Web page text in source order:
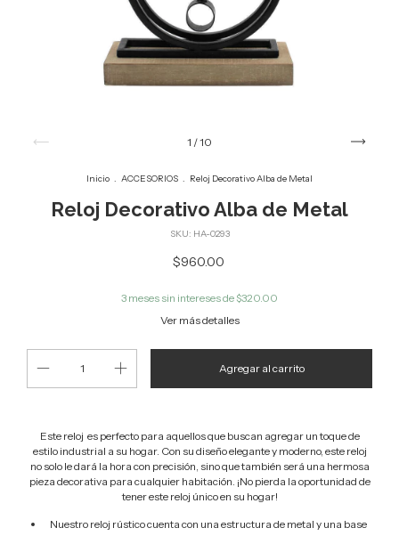
1 /10
Inicio . ACCESORIOS . Reloj Decorativo Alba de Metal
Reloj Decorativo Alba de Metal
SKU: HA-0293
$960.00
3 meses sin intereses de $320.00
Ver más detalles
Este reloj es perfecto para aquellos que buscan agregar un toque de
estilo industrial a su hogar. Con su diseño elegante y moderno, este reloj
no solo le dará la hora con precisión, sino que también será una hermosa
pieza decorativa para cualquier habitación. ¡No pierda la oportunidad de
tener este reloj único en su hogar!
Nuestro reloj rústico cuenta con una estructura de metal y una base